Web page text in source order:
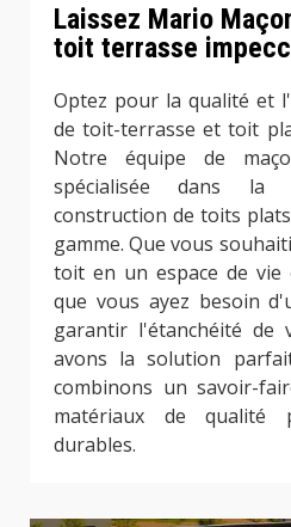
Laissez Mario
toit terrasse
Optez pour la qualité et
de toit-terrasse et toit
Notre équipe de
spécialisée dans
construction de toits
gamme. Que vous
toit en un espace de
que vous ayez besoin
garantir l'étanchéité
avons la solution
combinons un savoir-
matériaux de qualité
durables.